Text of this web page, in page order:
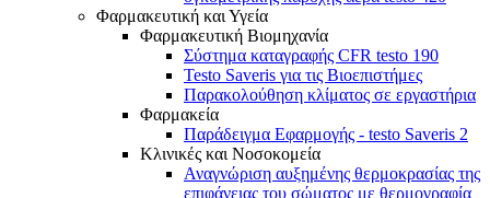
Φαρμακευτική και Υγεία
Φαρμακευτική Βιομηχανία
Σύστημα καταγραφής CFR testo 190
Testo Saveris για τις Βιοεπιστήμες
Παρακολούθηση κλίματος σε εργαστήρια
Φαρμακεία
Παράδειγμα Εφαρμογής - testo Saveris 2
Κλινικές και Νοσοκομεία
Αναγνώριση αυξημένης θερμοκρασίας της
επιφάνειας του σώματος με θερμογραφία